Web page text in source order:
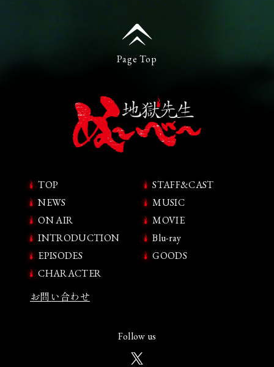
Page Top
TOP
NEWS
ON AIR
INTRODUCTION
EPISODES
CHARACTER
STAFF&CAST
MUSIC
MOVIE
Blu-ray
GOODS
お問い合わせ
Follow us